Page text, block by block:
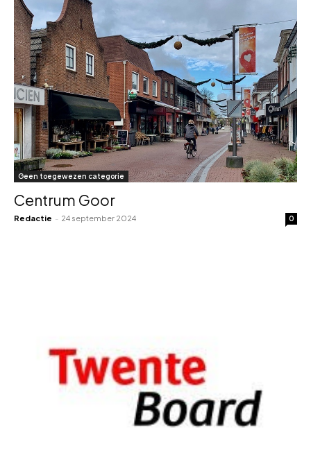
Geen toegewezen categorie
Centrum Goor
Redactie - 24 september 2024 0